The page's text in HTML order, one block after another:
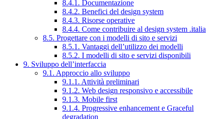
8.4.1. Documentazione
8.4.2. Benefici del design system
8.4.3. Risorse operative
8.4.4. Come contribuire al design system .italia
8.5. Progettare con i modelli di sito e servizi
8.5.1. Vantaggi dell’utilizzo dei modelli
8.5.2. I modelli di sito e servizi disponibili
9. Sviluppo dell’interfaccia
9.1. Approccio allo sviluppo
9.1.1. Attività preliminari
9.1.2. Web design responsivo e accessibile
9.1.3. Mobile first
9.1.4. Progressive enhancement e Graceful
degradation